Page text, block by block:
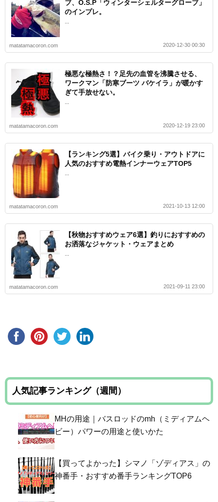
ブ、O.S.P「ウィンターシェルターグローブ」
のインプレ。
...
matatamacoron.com 2020-12-30 00:30
極悪な極熱さ！？足先の血管を沸騰させる、
ワークマン「防寒ブーツ バケイラ」が暖かす
ぎて手放せない。
...
matatamacoron.com 2020-12-19 23:00
【ランキング5選】バイク乗り・アウトドアに
人気のおすすめ電熱インナーウェアTOP5
...
matatamacoron.com 2021-10-13 12:00
【秋物おすすめウェア6選】釣りにおすすめの
お洒落なジャケット・ウェアまとめ
...
matatamacoron.com 2021-09-11 23:00
人気記事ランキング（週間）
MHの用途｜バスロッドのmh（ミディアムヘ
ビー）パワーの用途と使いかた
【買ってよかった】シマノ「ゾディアス」の
神番手・おすすめ番手ランキングTOP6